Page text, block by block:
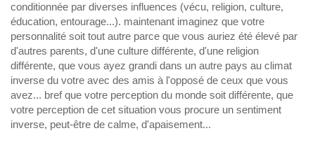
conditionnée par diverses influences (vécu, religion, culture,
éducation, entourage...). maintenant imaginez que votre
personnalité soit tout autre parce que vous auriez été élevé par
d'autres parents, d'une culture différente, d'une religion
différente, que vous ayez grandi dans un autre pays au climat
inverse du votre avec des amis à l'opposé de ceux que vous
avez... bref que votre perception du monde soit différente, que
votre perception de cet situation vous procure un sentiment
inverse, peut-être de calme, d'apaisement...